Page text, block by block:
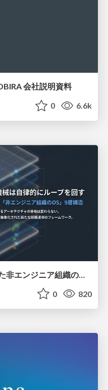
会社説明資料
0 6.6k
0 820